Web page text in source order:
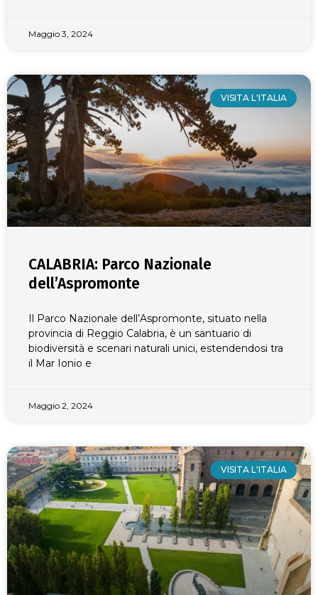
Maggio 3, 2024
VISITA L'ITALIA
CALABRIA: Parco Nazionale
dell’Aspromonte
Il Parco Nazionale dell’Aspromonte, situato nella
provincia di Reggio Calabria, è un santuario di
biodiversità e scenari naturali unici, estendendosi tra
il Mar Ionio e
Maggio 2, 2024
VISITA L'ITALIA